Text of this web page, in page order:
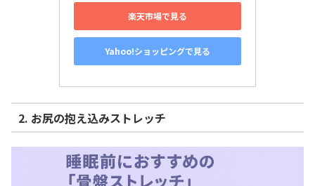
楽天市場で見る
Yahoo!ショッピングで見る
2. お尻の抱え込みストレッチ